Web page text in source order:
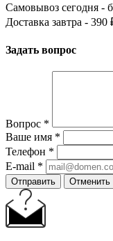
Самовывоз сегодня -
Доставка завтра - 390
Задать вопрос
Вопрос *
Ваше имя *
Телефон *
E-mail *
Отправить Отменить